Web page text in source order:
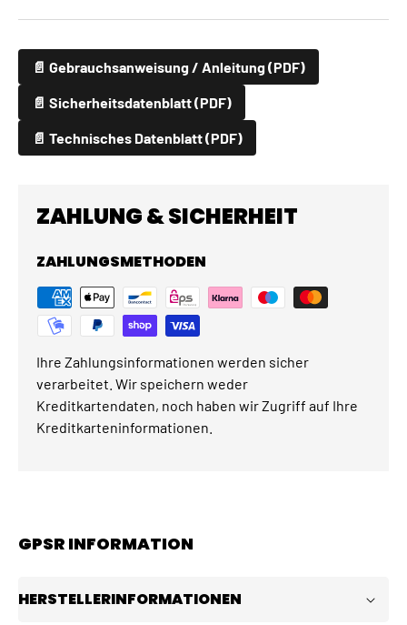
📄 Gebrauchsanweisung / Anleitung (PDF)
📄 Sicherheitsdatenblatt (PDF)
📄 Technisches Datenblatt (PDF)
ZAHLUNG & SICHERHEIT
ZAHLUNGSMETHODEN
Ihre Zahlungsinformationen werden sicher
verarbeitet. Wir speichern weder
Kreditkartendaten, noch haben wir Zugriff auf Ihre
Kreditkarteninformationen.
GPSR INFORMATION
HERSTELLERINFORMATIONEN